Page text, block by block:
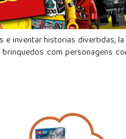
e inventar historias divertidas,
com personagens